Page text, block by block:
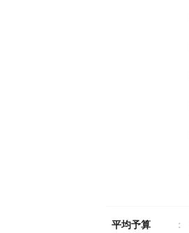
平均予算